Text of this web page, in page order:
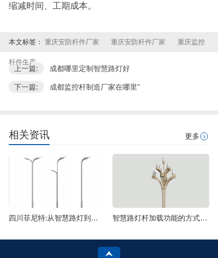
缩减时间、工期成本。
本文标签： 重庆安防杆件厂家 重庆安防杆件厂家 重庆监控
杆件生产
上一篇: 成都哪里定制智慧路灯好
下一篇: 成都监控杆制造厂家在哪里"
相关资讯 更多
四川菲尼特:从智慧路灯到数字孪生再到元宇宙 智慧路灯杆加载功能的方式主要有哪些